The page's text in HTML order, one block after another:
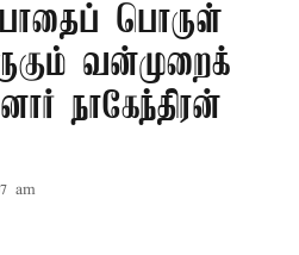
பொருள்
வன்முறைக்
நாகேந்திரன்
am